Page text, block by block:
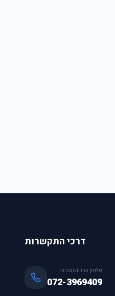
דרכי התקשרות
טלפון שירות ומכירה
072-3969409